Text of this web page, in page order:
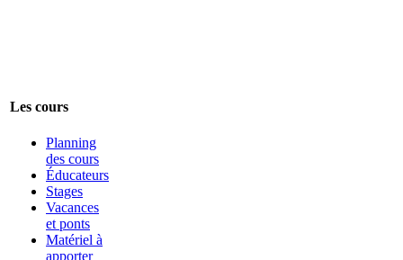
Les cours
Planning
des cours
Éducateurs
Stages
Vacances
et ponts
Matériel à
apporter